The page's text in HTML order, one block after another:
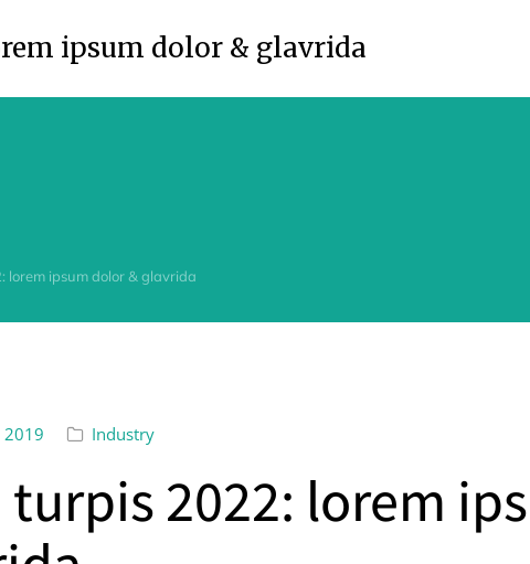
ipsum dolor & glavrida
lorem ipsum dolor & glavrida
2019 Industry
turpis 2022: lorem